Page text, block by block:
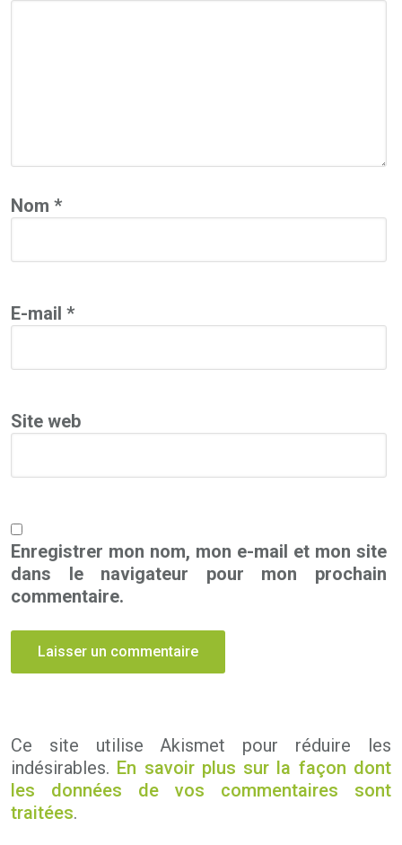
Nom *
E-mail *
Site web
Enregistrer mon nom, mon e-mail et mon site
dans le navigateur pour mon prochain
commentaire.
Ce site utilise Akismet pour réduire les
indésirables. En savoir plus sur la façon dont
les données de vos commentaires sont
traitées.